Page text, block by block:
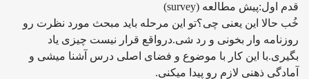
قدم اول:پیش مطالعه (survey)
خُب حالا این یعنی چی؟تو این مرحله باید مبحث مورد نظرت رو
روزنامه وار بخونی و رد شی.درواقع قرار نیست چیزی یاد
بگیری.با این کار با موضوع و فضای اصلی درس آشنا میشی و
آمادگی ذهنی لازم رو پیدا میکنی.